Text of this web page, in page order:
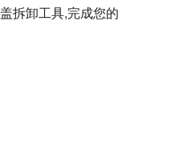
拆卸工具,完成您的